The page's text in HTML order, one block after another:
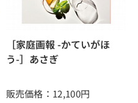
［家庭画報 -かていがほ
う-］あさぎ
販売価格：12,100円